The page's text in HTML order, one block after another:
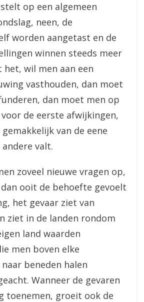
op een algemeen
neen, de
worden aangetast en de
winnen steeds meer
het, wil men aan een
vasthouden, dan moet
dan moet men op
de eerste afwijkingen,
van de eene
valt.
zoveel nieuwe vragen op,
ooit de behoefte gevoelt
het gevaar ziet van
ziet in de landen rondom
land waarden
men boven elke
beneden halen
Wanneer de gevaren
toenemen, groeit ook de